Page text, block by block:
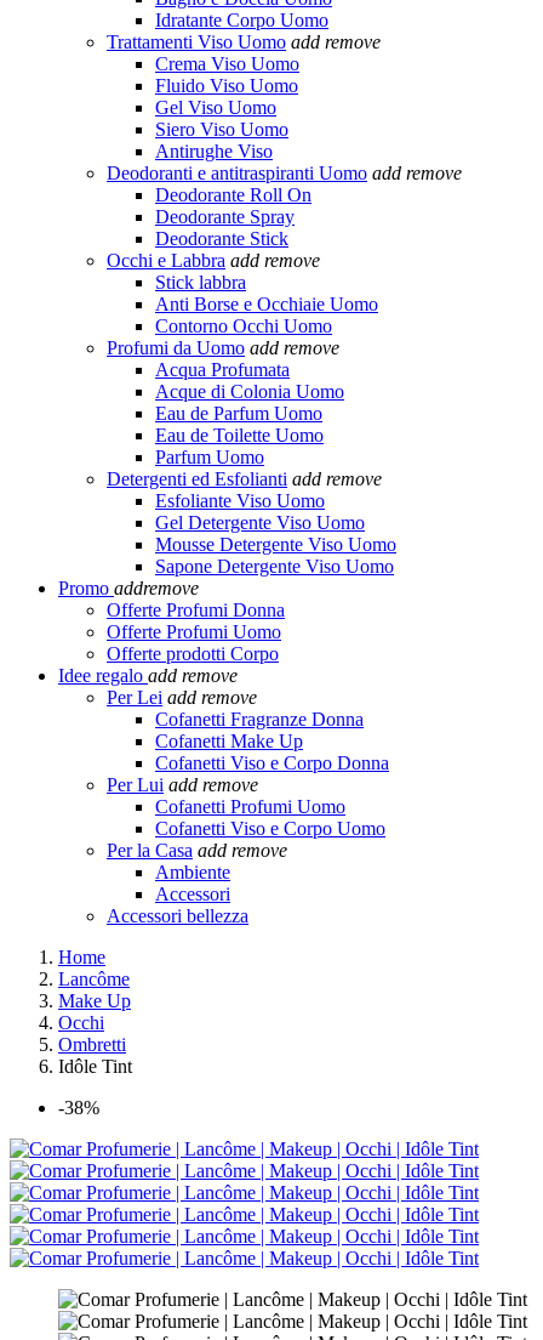
Idratante Corpo Uomo
Trattamenti Viso Uomo add remove
Crema Viso Uomo
Fluido Viso Uomo
Gel Viso Uomo
Siero Viso Uomo
Antirughe Viso
Deodoranti e antitraspiranti Uomo add remove
Deodorante Roll On
Deodorante Spray
Deodorante Stick
Occhi e Labbra add remove
Stick labbra
Anti Borse e Occhiaie Uomo
Contorno Occhi Uomo
Profumi da Uomo add remove
Acqua Profumata
Acque di Colonia Uomo
Eau de Parfum Uomo
Eau de Toilette Uomo
Parfum Uomo
Detergenti ed Esfolianti add remove
Esfoliante Viso Uomo
Gel Detergente Viso Uomo
Mousse Detergente Viso Uomo
Sapone Detergente Viso Uomo
Promo addremove
Offerte Profumi Donna
Offerte Profumi Uomo
Offerte prodotti Corpo
Idee regalo add remove
Per Lei add remove
Cofanetti Fragranze Donna
Cofanetti Make Up
Cofanetti Viso e Corpo Donna
Per Lui add remove
Cofanetti Profumi Uomo
Cofanetti Viso e Corpo Uomo
Per la Casa add remove
Ambiente
Accessori
Accessori bellezza
Home
Lancôme
Make Up
Occhi
Ombretti
Idôle Tint
-38%